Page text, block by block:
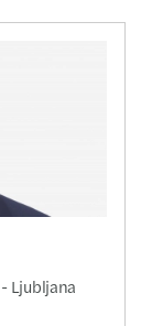
Ljubljana